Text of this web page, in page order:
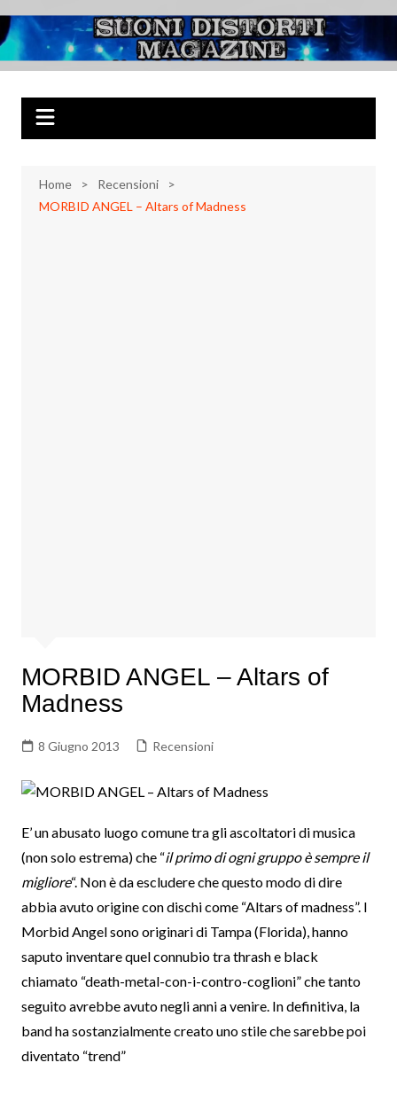
al
contenuto
Suoni Distorti
Magazine
Musica Rock, Metal, Punk e varie sonorità alternative
Home
Recensioni
MORBID ANGEL – Altars of Madness
MORBID ANGEL – Altars of
Madness
8 Giugno 2013 Recensioni
E’ un abusato luogo comune tra gli ascoltatori di musica
(non solo estrema) che “il primo di ogni gruppo è sempre il
migliore“. Non è da escludere che questo modo di dire
abbia avuto origine con dischi come “Altars of madness”. I
Morbid Angel sono originari di Tampa (Florida), hanno
saputo inventare quel connubio tra thrash e black
chiamato “death-metal-con-i-contro-coglioni” che tanto
seguito avrebbe avuto negli anni a venire. In definitiva, la
band ha sostanzialmente creato uno stile che sarebbe poi
diventato “trend”